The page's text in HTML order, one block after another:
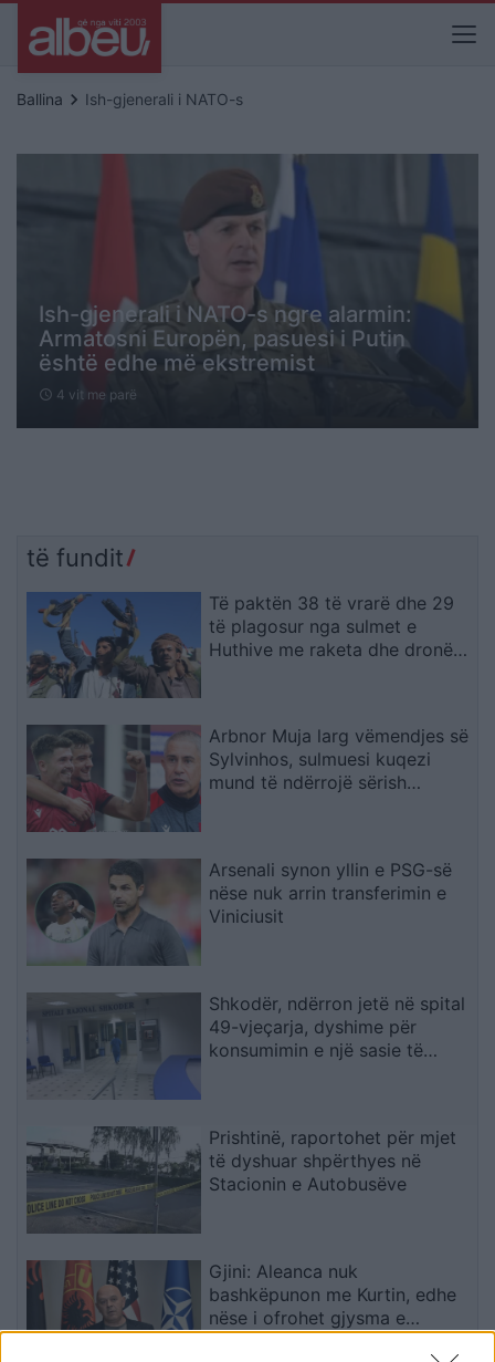
Ballina keyboard_arrow_right Ish-gjenerali i NATO-s
Ish-gjenerali i NATO-s ngre alarmin:
Armatosni Europën, pasuesi i Putin
është edhe më ekstremist
schedule 4 vit me parë
të fundit
Të paktën 38 të vrarë dhe 29
të plagosur nga sulmet e
Huthive me raketa dhe dronë
Arbnor Muja larg vëmendjes së
Sylvinhos, sulmuesi kuqezi
mund të ndërrojë sërish
Arsenali synon yllin e PSG-së
nëse nuk arrin transferimin e
Viniciusit
Shkodër, ndërron jetë në spital
49-vjeçarja, dyshime për
konsumimin e një sasie të
Prishtinë, raportohet për mjet
të dyshuar shpërthyes në
Stacionin e Autobusëve
Gjini: Aleanca nuk
bashkëpunon me Kurtin, edhe
nëse i ofrohet gjysma e
qeverisë